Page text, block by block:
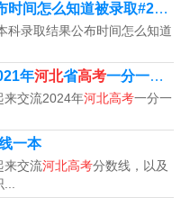
必须与全国统考时间安排
体高考时间如下：传统高
）高考时间为6月7日至8
蒙古9日考民族语文）。
间怎么知道被录取#2021
科录取结果公布时间怎么知道
年河北省高考一分一档统计表
来交流2024年河北高考一分一
一本
来交流河北高考分数线，以及